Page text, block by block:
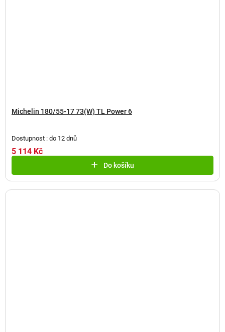
Michelin 180/55-17 73(W) TL Power 6
Dostupnost : do 12 dnů
5 114 Kč
Do košíku